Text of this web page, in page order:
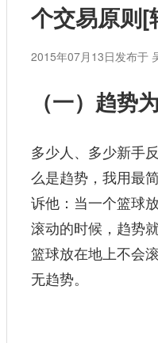
个交易原则[
2015年07月13日发布于
（一）趋势
多少人、多少新手
么是趋势，我用最
诉他：当一个篮球
滚动的时候，趋势
篮球放在地上不会
无趋势。